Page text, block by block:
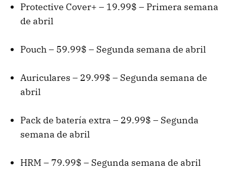
Protective Cover+ – 19.99$ – Primera semana
de abril
Pouch – 59.99$ – Segunda semana de abril
Auriculares – 29.99$ – Segunda semana de
abril
Pack de batería extra – 29.99$ – Segunda
semana de abril
HRM – 79.99$ – Segunda semana de abril